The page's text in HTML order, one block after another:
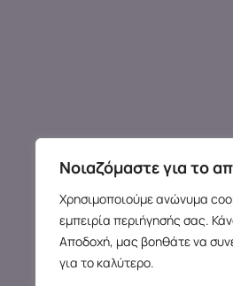
Νοιαζόμαστε για το
Χρησιμοποιούμε ανώνυμα
εμπειρία περιήγησής σας.
Αποδοχή, μας βοηθάτε να
για το καλύτερο.